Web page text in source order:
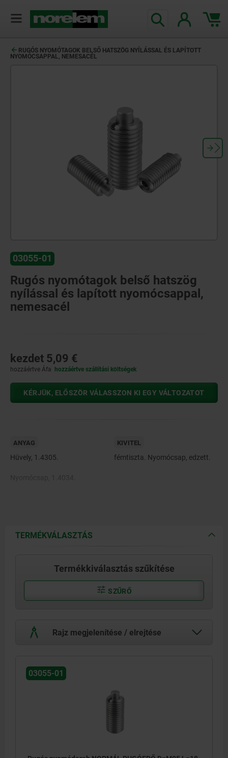
RUGÓS NYOMÓTAGOK BELSŐ HATSZÖG NYÍLÁSSAL ÉS LAPÍTOTT
NYOMÓCSAPPAL, NEMESACÉL
03055-01
Rugós nyomótagok belső hatszög
nyílással és lapított nyomócsappal,
nemesacél
kezdet 5,09 €
hozzáértve Áfa hozzáértve szállítási költségek
KÉRJÜK, ELŐSZÖR VÁLASSZON KI EGY VÁLTOZATOT
ANYAG
Hüvely, 1.4305.
KIVITEL
fémtiszta. Nyomócsap, edzett.
TERMÉKVÁLASZTÁS
Termékkiválasztás szűkítése
SZŰRŐ
Rajz megjelenítése / elrejtése
03055-01